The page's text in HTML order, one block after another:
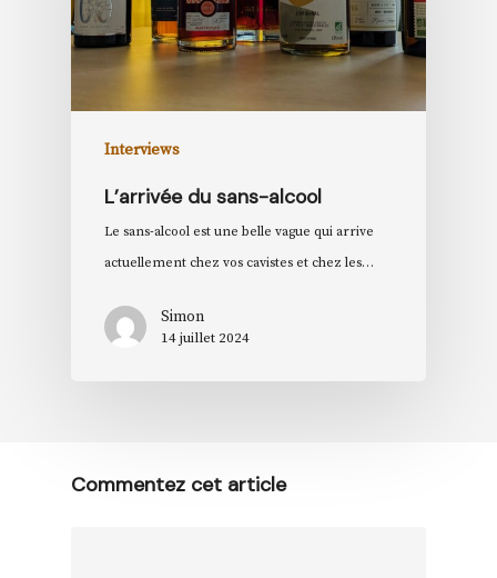
Interviews
L’arrivée du sans-alcool
Le sans-alcool est une belle vague qui arrive
actuellement chez vos cavistes et chez les…
Simon
14 juillet 2024
Commentez cet article